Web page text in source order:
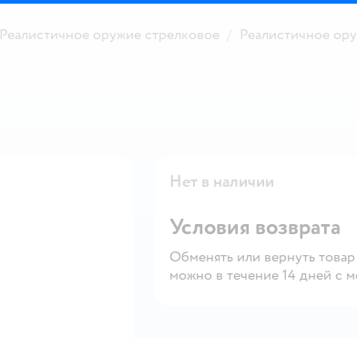
Реалистичное оружие стрелковое Реалистичное
Нет в наличии
Условия возврата
Обменять или вернуть
можно в течение 14 дней с